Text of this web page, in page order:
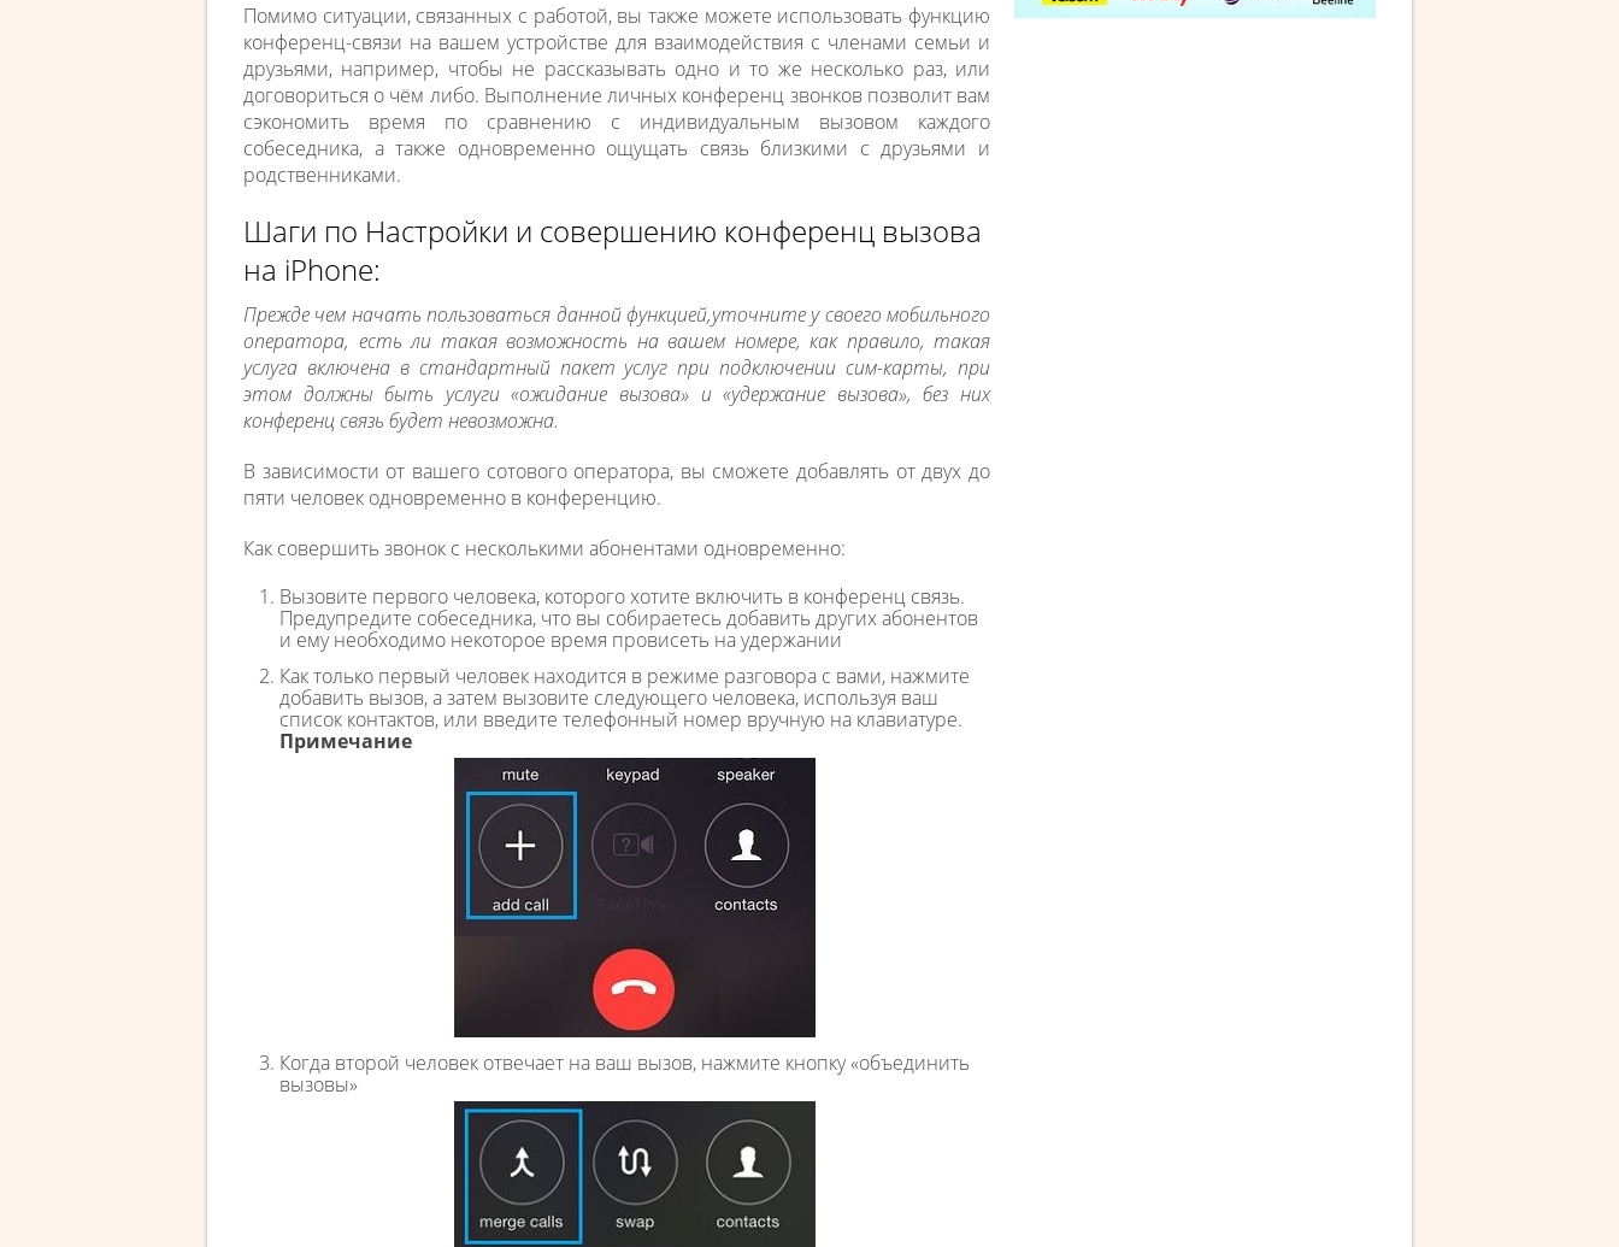
Помимо ситуации, связанных с работой, вы также можете использовать функцию
конференц-связи на вашем устройстве для взаимодействия с членами семьи и
друзьями, например, чтобы не рассказывать одно и то же несколько раз, или
договориться о чём либо. Выполнение личных конференц звонков позволит вам
сэкономить время по сравнению с индивидуальным вызовом каждого
собеседника, а также одновременно ощущать связь близкими с друзьями и
родственниками.
Шаги по Настройки и совершению конференц вызова
на iPhone:
Прежде чем начать пользоваться данной функцией,уточните у своего мобильного
оператора, есть ли такая возможность на вашем номере, как правило, такая
услуга включена в стандартный пакет услуг при подключении сим-карты, при
этом должны быть услуги «ожидание вызова» и «удержание вызова», без них
конференц связь будет невозможна.
В зависимости от вашего сотового оператора, вы сможете добавлять от двух до
пяти человек одновременно в конференцию.
Как совершить звонок с несколькими абонентами одновременно:
Вызовите первого человека, которого хотите включить в конференц связь.
Предупредите собеседника, что вы собираетесь добавить других абонентов
и ему необходимо некоторое время провисеть на удержании
Как только первый человек находится в режиме разговора с вами, нажмите
добавить вызов, а затем вызовите следующего человека, используя ваш
список контактов, или введите телефонный номер вручную на клавиатуре.
Примечание
Когда второй человек отвечает на ваш вызов, нажмите кнопку «объединить
вызовы»